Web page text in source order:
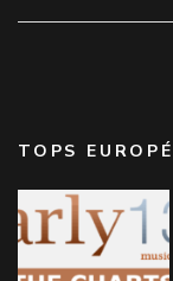
TOPS